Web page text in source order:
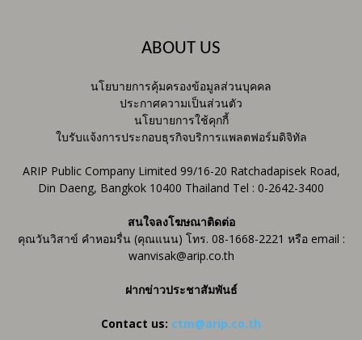
ABOUT US
นโยบายการคุ้มครองข้อมูลส่วนบุคคล
ประกาศความเป็นส่วนตัว
นโยบายการใช้คุกกี้
ใบรับแจ้งการประกอบธุรกิจบริการแพลตฟอร์มดิจิทัล
ARIP Public Company Limited 99/16-20 Ratchadapisek Road,
Din Daeng, Bangkok 10400 Thailand Tel : 0-2642-3400
สนใจลงโฆษณาติดต่อ
คุณวันวิสาข์ คำหอมรื่น (คุณแนน) โทร. 08-1668-2221 หรือ email :
wanvisak@arip.co.th
ฝากข่าวประชาสัมพันธ์
Contact us: ctm@arip.co.th